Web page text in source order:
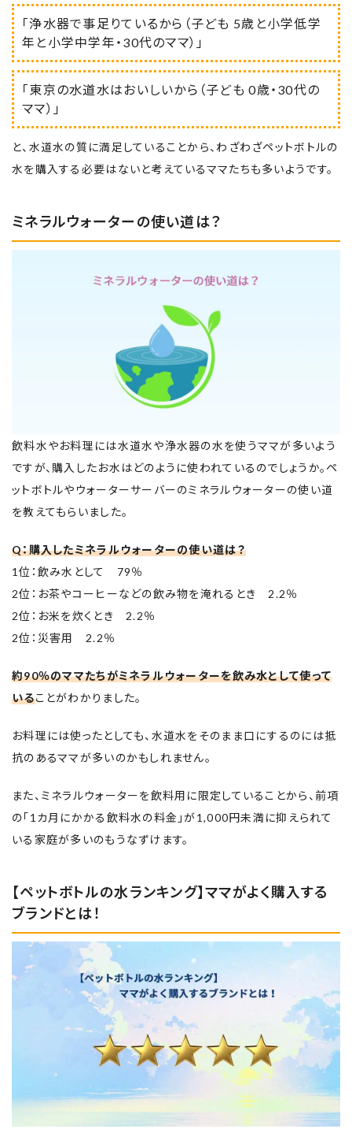
「浄水器で事足りているから（子ども 5歳と小学低学
年と小学中学年・30代のママ）」
「東京の水道水はおいしいから（子ども 0歳・30代の
ママ）」
と、水道水の質に満足していることから、わざわざペットボトルの
水を購入する必要はないと考えているママたちも多いようです。
ミネラルウォーターの使い道は？
飲料水やお料理には水道水や浄水器の水を使うママが多いよう
ですが、購入したお水はどのように使われているのでしょうか。ペ
ットボトルやウォーターサーバーのミネラルウォーターの使い道
を教えてもらいました。
Q：購入したミネラルウォーターの使い道は？
1位：飲み水として 79％
2位：お茶やコーヒーなどの飲み物を淹れるとき 2.2％
2位：お米を炊くとき 2.2％
2位：災害用 2.2％
約90％のママたちがミネラルウォーターを飲み水として使って
いることがわかりました。
お料理には使ったとしても、水道水をそのまま口にするのには抵
抗のあるママが多いのかもしれません。
また、ミネラルウォーターを飲料用に限定していることから、前項
の「1カ月にかかる飲料水の料金」が1,000円未満に抑えられて
いる家庭が多いのもうなずけます。
【ペットボトルの水ランキング】ママがよく購入する
ブランドとは！